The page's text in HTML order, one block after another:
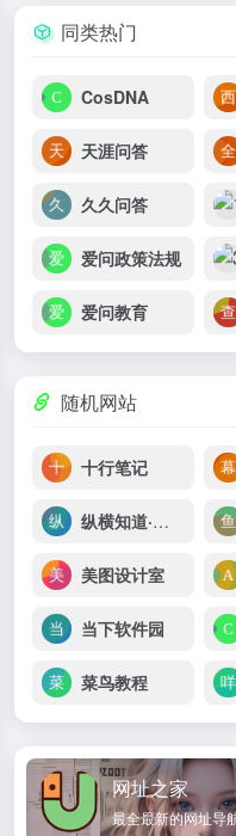
同类热门
CosDNA
天涯问答
久久问答
爱问政策法规
爱问教育
随机网站
十行笔记
纵横知道·问答
美图设计室
当下软件园
菜鸟教程
网址之家
最全最新的网址导